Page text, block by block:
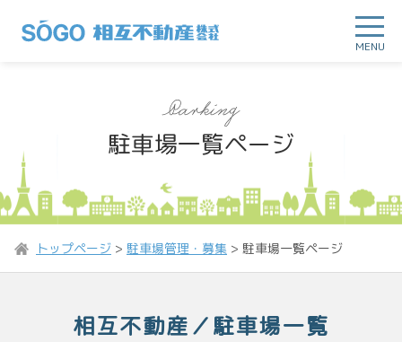
MENU
駐車場一覧ページ
トップページ > 駐車場管理・募集 > 駐車場一覧ページ
相互不動産／駐車場一覧